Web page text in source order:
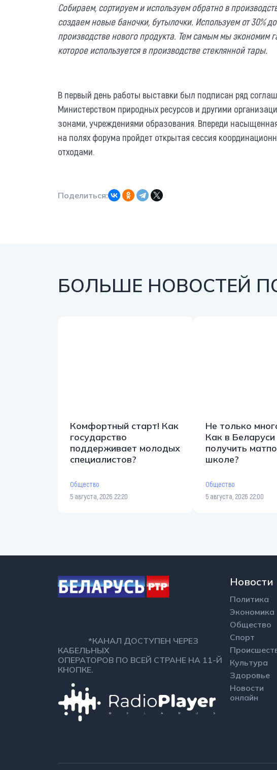
Собираем, сортируем и используем обратно в
создаем новые баночки, бутылочки. Используем от 30%
производстве нового продукта. Тем самым мы экономим
которое используется в производстве стеклянной тары.
В первый день работы выставки был подписан ряд
Министерством природных ресурсов и другими
зонами, учреждениями образования. Впереди
на полях форума пройдет открытая сессия
отходами.
Поделиться:
БОЛЬШЕ НОВОСТЕЙ
Комфортный старт! Как
государство
поддерживает молодых
специалистов?
Общество
5 августа, 2026 22:20
Не только
Как в Беларуси
получить
школе?
Общество
5 августа, 2026 22:00
*КАНАЛ ДОСТУПЕН ЧЕРЕЗ
КАБЕЛЬНЫХ
ОПЕРАТОРОВ ПО ВСЕЙ СТРАНЕ НА 11-Й
КНОПКЕ.
Новости
Политика
Экономика
Общество
Спорт
Культура
Здоровье
Новости
онлайн